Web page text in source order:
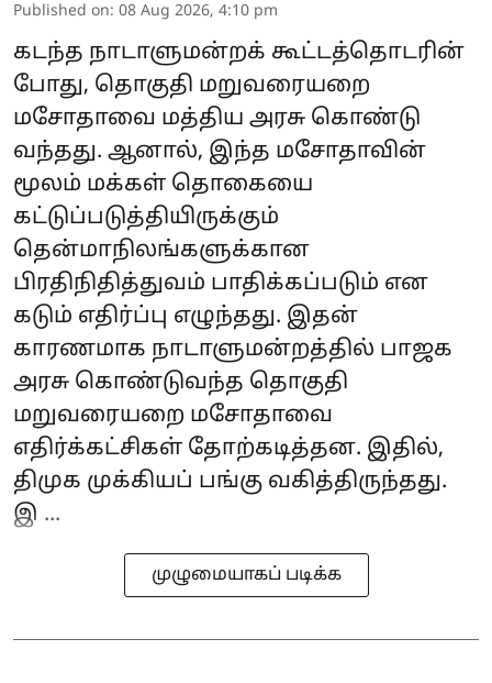
Published on: 08 Aug 2026, 4:10 pm
கடந்த நாடாளுமன்றக் கூட்டத்தொடரின்
போது, தொகுதி மறுவரையறை
மசோதாவை மத்திய அரசு கொண்டு
வந்தது. ஆனால், இந்த மசோதாவின்
மூலம் மக்கள் தொகையை
கட்டுப்படுத்தியிருக்கும்
தென்மாநிலங்களுக்கான
பிரதிநிதித்துவம் பாதிக்கப்படும் என
கடும் எதிர்ப்பு எழுந்தது. இதன்
காரணமாக நாடாளுமன்றத்தில் பாஜக
அரசு கொண்டுவந்த தொகுதி
மறுவரையறை மசோதாவை
எதிர்க்கட்சிகள் தோற்கடித்தன. இதில்,
திமுக முக்கியப் பங்கு வகித்திருந்தது.
இ ...
முழுமையாகப் படிக்க